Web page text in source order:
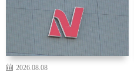
2026.08.08